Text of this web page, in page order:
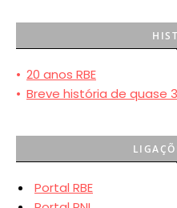
• 20 anos RBE
• Breve história de quase
Portal RBE